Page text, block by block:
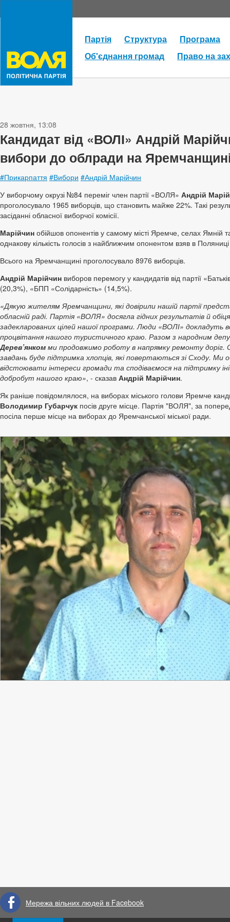
Партія Структура
Програма
Об'єднання громад
Право на
28 жовтня, 13:08
Кандидат від «ВОЛІ» Андрій
вибори до облради на
#Прикарпаття #Вибори #Андрій Марійчин
У виборчому окрузі №84 переміг член партії «ВОЛЯ» Андрій
проголосувало 1965 виборців, що становить майже 22%. Такі
засіданні обласної виборчої комісії.
Марійчин обійшов опонентів у самому місті Яремче, селах Ямній
однакову кількість голосів з найближчим опонентом взяв в
Всього на Яремчанщині проголосувало 8976 виборців.
Андрій Марійчин виборов перемогу у кандидатів від партії
(20,3%), «БПП «Солідарність» (14,5%).
«Дякую жителям Яремчанщини, які довірили нашій партії
обласній раді. Партія «ВОЛЯ» досягла гідних результатів й
задекларованих цілей нашої програми. Люди «ВОЛІ» докладуть
процвітання нашого туристичного краю. Разом з народним
Дерев’янком ми продовжимо роботу в напрямку ремонту доріг.
завдань буде підтримка хлопців, які повертаються зі Сходу. Ми
відстоювати інтереси громади та сподіваємося на підтримку
добробут нашого краю», - сказав Андрій Марійчин.
Як раніше повідомлялося, на виборах міського голови Яремче
Володимир Губарчук посів друге місце. Партія "ВОЛЯ", за
посіла перше місце на виборах до Яремчанської міської ради.
Мережа вільних людей в Facebook